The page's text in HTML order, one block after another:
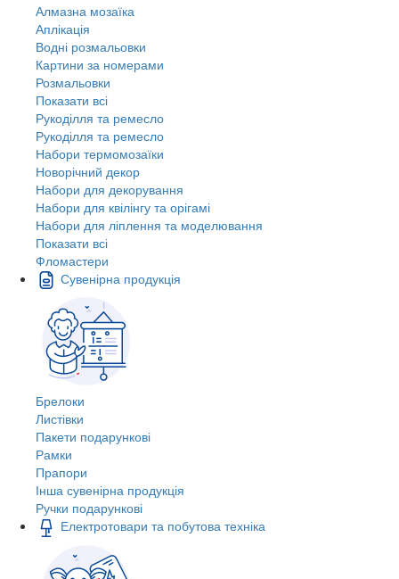
Алмазна мозаїка
Аплікація
Водні розмальовки
Картини за номерами
Розмальовки
Показати всі
Рукоділля та ремесло
Рукоділля та ремесло
Набори термомозаїки
Новорічний декор
Набори для декорування
Набори для квілінгу та орігамі
Набори для ліплення та моделювання
Показати всі
Фломастери
Сувенірна продукція
Брелоки
Листівки
Пакети подарункові
Рамки
Прапори
Інша сувенірна продукція
Ручки подарункові
Електротовари та побутова техніка